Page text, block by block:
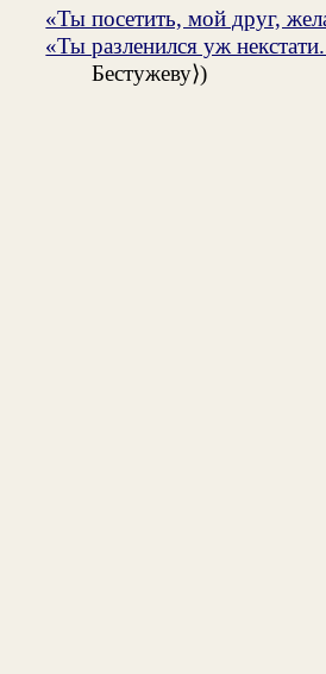
«Ты посетить, мой друг,
«Ты разленился уж
Бестужеву⟩)